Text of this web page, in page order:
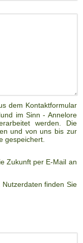
dem Kontaktformular
im Sinn - Annelore
werden. Die
und von uns bis zur
gespeichert.
Zukunft per E-Mail an
finden Sie